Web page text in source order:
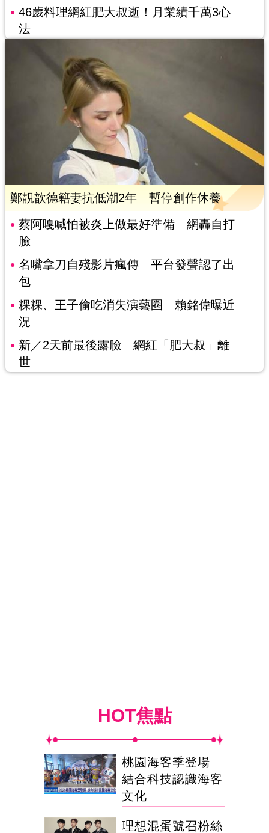
46歲料理網紅肥大叔逝！月業績千萬3心
法
鄭靚歆德籍妻抗低潮2年 暫停創作休養
蔡阿嘎喊怕被炎上做最好準備 網轟自打
臉
名嘴拿刀自殘影片瘋傳 平台發聲認了出
包
粿粿、王子偷吃消失演藝圈 賴銘偉曝近
況
新／2天前最後露臉 網紅「肥大叔」離
世
HOT焦點
桃園海客季登場
結合科技認識海客
文化
理想混蛋號召粉絲